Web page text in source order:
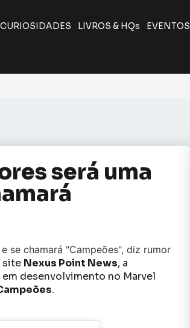
CURIOSIDADES LIVROS & HQs EVENTOS
será uma
site Nexus Point News, a
em desenvolvimento no Marvel
.